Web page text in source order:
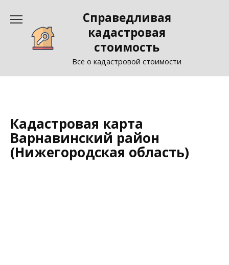
содержанию
Справедливая
кадастровая
стоимость
Все о кадастровой стоимости
Кадастровая карта
Варнавинский район
(Нижегородская область)